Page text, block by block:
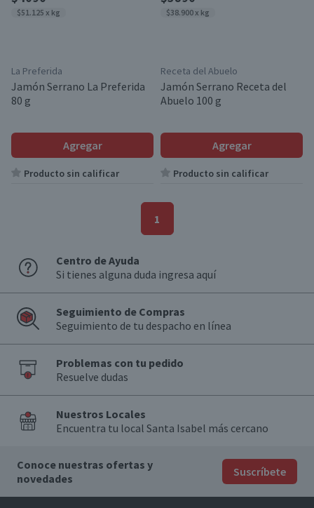
$51.125 x kg
La Preferida
Jamón Serrano La Preferida
80 g
Agregar
Producto sin calificar
$38.900 x kg
Receta del Abuelo
Jamón Serrano Receta del
Abuelo 100 g
Agregar
Producto sin calificar
1
Centro de Ayuda
Si tienes alguna duda ingresa aquí
Seguimiento de Compras
Seguimiento de tu despacho en línea
Problemas con tu pedido
Resuelve dudas
Nuestros Locales
Encuentra tu local Santa Isabel más cercano
Conoce nuestras ofertas y
novedades
Suscríbete